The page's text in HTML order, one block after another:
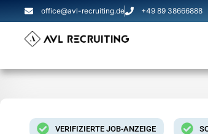
office@avl-recruiting.de +49 89 38666888
VERIFIZIERTE JOB-ANZEIGE